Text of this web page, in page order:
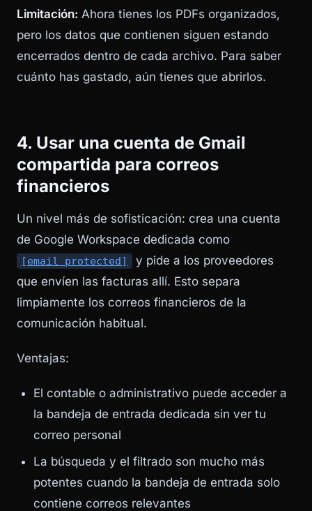
Limitación: Ahora tienes los PDFs organizados,
pero los datos que contienen siguen estando
encerrados dentro de cada archivo. Para saber
cuánto has gastado, aún tienes que abrirlos.
4. Usar una cuenta de Gmail
compartida para correos
financieros
Un nivel más de sofisticación: crea una cuenta
de Google Workspace dedicada como
[email protected]
y pide a los proveedores
que envíen las facturas allí. Esto separa
limpiamente los correos financieros de la
comunicación habitual.
Ventajas:
El contable o administrativo puede acceder a
la bandeja de entrada dedicada sin ver tu
correo personal
La búsqueda y el filtrado son mucho más
potentes cuando la bandeja de entrada solo
contiene correos relevantes